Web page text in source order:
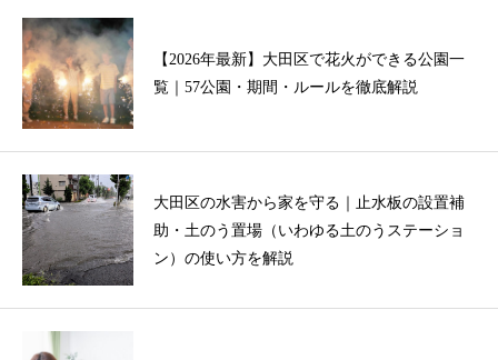
【2026年最新】大田区で花火ができる公園一
覧｜57公園・期間・ルールを徹底解説
大田区の水害から家を守る｜止水板の設置補
助・土のう置場（いわゆる土のうステーショ
ン）の使い方を解説